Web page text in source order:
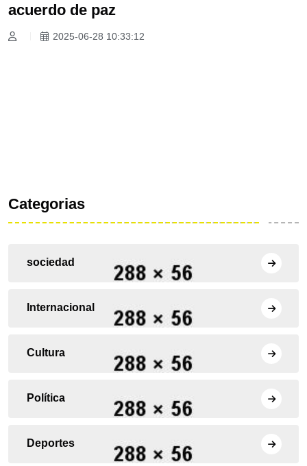
acuerdo de paz
2025-06-28 10:33:12
Categorias
sociedad
Internacional
Cultura
Política
Deportes